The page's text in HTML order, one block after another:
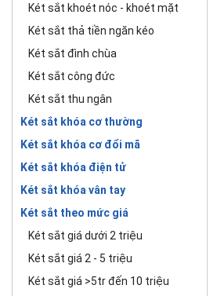
Két sắt khoét nóc - khoét mặt
Két sắt thả tiền ngăn kéo
Két sắt đình chùa
Két sắt công đức
Két sắt thu ngân
Két sắt khóa cơ thường
Két sắt khóa cơ đổi mã
Két sắt khóa điện tử
Két sắt khóa vân tay
Két sắt theo mức giá
Két sắt giá dưới 2 triệu
Két sắt giá 2 - 5 triệu
Két sắt giá >5tr đến 10 triệu